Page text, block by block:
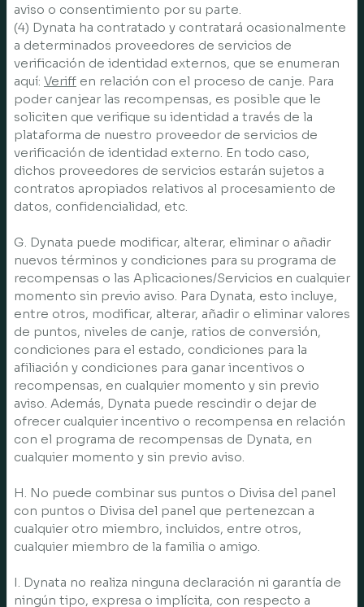
aviso o consentimiento por su parte.
(4) Dynata ha contratado y contratará ocasionalmente
a determinados proveedores de servicios de
verificación de identidad externos, que se enumeran
aquí: Veriff en relación con el proceso de canje. Para
poder canjear las recompensas, es posible que le
soliciten que verifique su identidad a través de la
plataforma de nuestro proveedor de servicios de
verificación de identidad externo. En todo caso,
dichos proveedores de servicios estarán sujetos a
contratos apropiados relativos al procesamiento de
datos, confidencialidad, etc.
G. Dynata puede modificar, alterar, eliminar o añadir
nuevos términos y condiciones para su programa de
recompensas o las Aplicaciones/Servicios en cualquier
momento sin previo aviso. Para Dynata, esto incluye,
entre otros, modificar, alterar, añadir o eliminar valores
de puntos, niveles de canje, ratios de conversión,
condiciones para el estado, condiciones para la
afiliación y condiciones para ganar incentivos o
recompensas, en cualquier momento y sin previo
aviso. Además, Dynata puede rescindir o dejar de
ofrecer cualquier incentivo o recompensa en relación
con el programa de recompensas de Dynata, en
cualquier momento y sin previo aviso.
H. No puede combinar sus puntos o Divisa del panel
con puntos o Divisa del panel que pertenezcan a
cualquier otro miembro, incluidos, entre otros,
cualquier miembro de la familia o amigo.
I. Dynata no realiza ninguna declaración ni garantía de
ningún tipo, expresa o implícita, con respecto a